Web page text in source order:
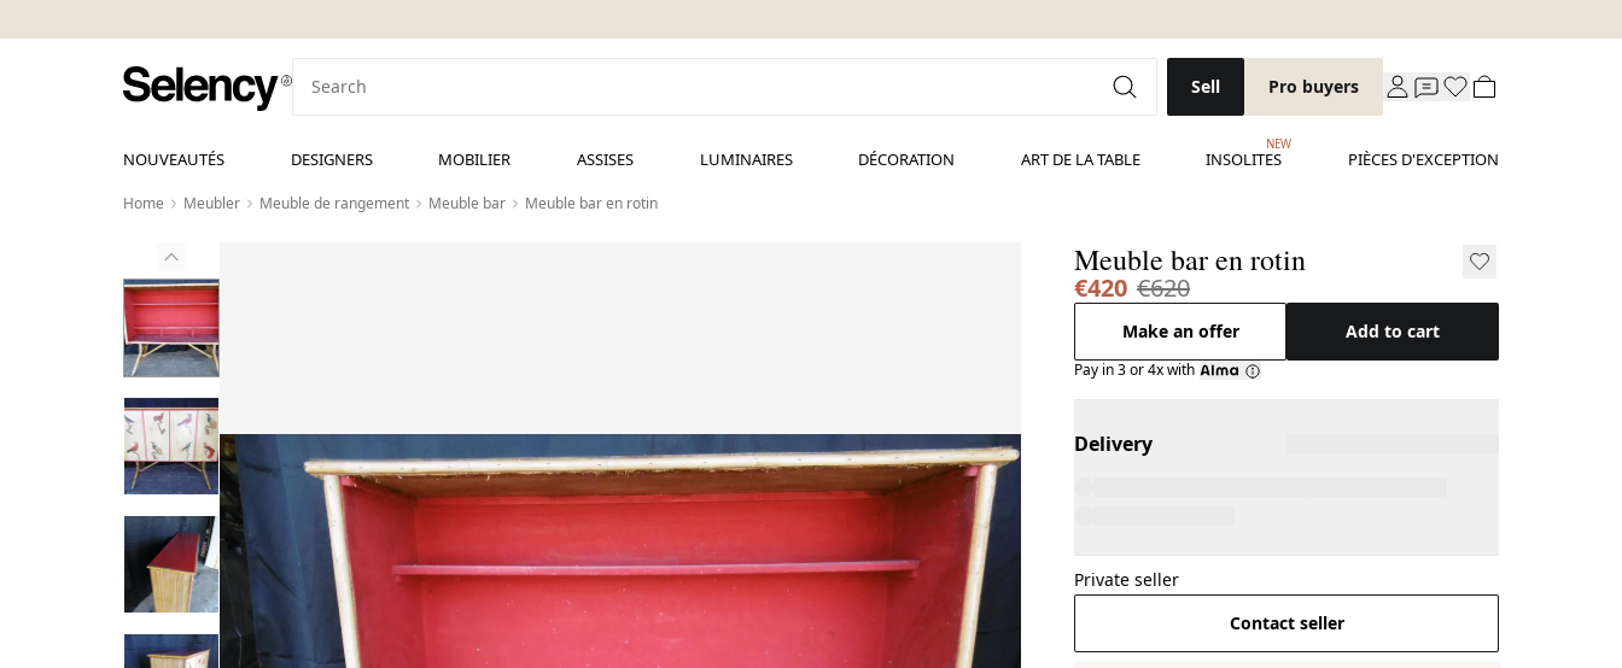
Sell Pro buyers
NOUVEAUTÉS DESIGNERS MOBILIER ASSISES LUMINAIRES DÉCORATION ART DE LA TABLE INSOLITES
NEW
PIÈCES D'EXCEPTION
Home Meubler Meuble de rangement Meuble bar Meuble bar en rotin
Meuble bar en rotin
€420 €620
Make an offer Add to cart
Pay in 3 or 4x with
Delivery
Private seller
Contact seller